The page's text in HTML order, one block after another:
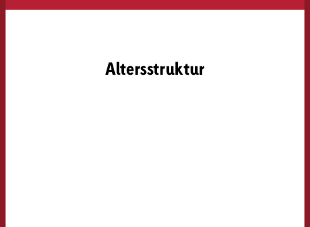
Altersstruktur